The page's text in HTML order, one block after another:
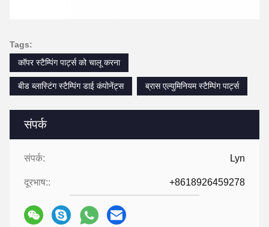
संपर्क
संपर्क: Lyn
दूरभाष:: +8618926459278
Tags:
कॉपर स्टैम्पिंग पार्ट्स को चालू करना
बीड ब्लास्टिंग स्टैम्पिंग डाई कंपोनेंट्स ब्रास एल्युमिनियम स्टैम्पिंग पार्ट्स